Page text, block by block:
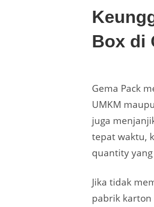
Box di
Gema Pack
UMKM
juga
tepat waktu,
quantity
Jika tidak
pabrik karton